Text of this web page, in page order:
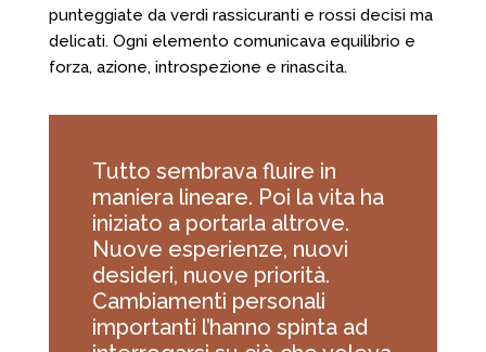
punteggiate da verdi rassicuranti e rossi decisi ma
delicati. Ogni elemento comunicava equilibrio e
forza, azione, introspezione e rinascita.
Tutto sembrava fluire in
maniera lineare. Poi la vita ha
iniziato a portarla altrove.
Nuove esperienze, nuovi
desideri, nuove priorità.
Cambiamenti personali
importanti l’hanno spinta ad